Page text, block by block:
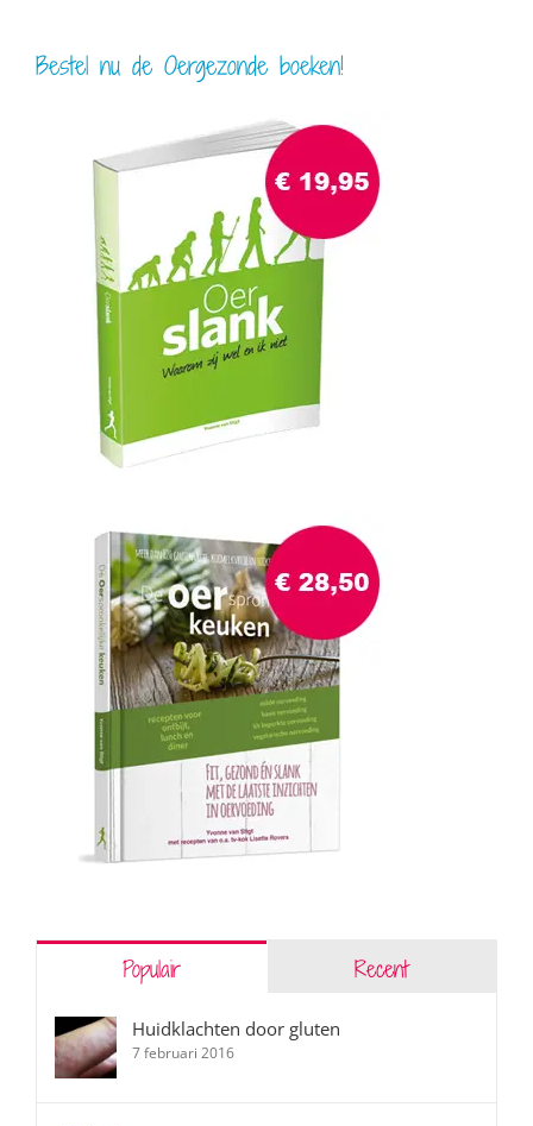
Bestel nu de Oergezonde boeken!
Populair Recent
Huidklachten door gluten
7 februari 2016